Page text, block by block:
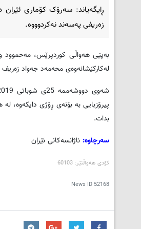
ڕایگه‌یاند: سه‌رۆک کۆماری
زه‌ریفی په‌سه‌ند نه‌كردوووه‌.
به‌پێی هه‌واڵی کوردپرێس،
له‌كاركێشانه‌وه‌ی محه‌مه‌د جه‌واد
پیرۆزبایی به ‌بۆنه‌ی ڕۆژی دایكه‌وه‌،
بدات.
سه‌رچاوه‌: ئاژانسه‌کانی ئێران
کۆدی هه‌واڵنێر: 60103
News ID 52168